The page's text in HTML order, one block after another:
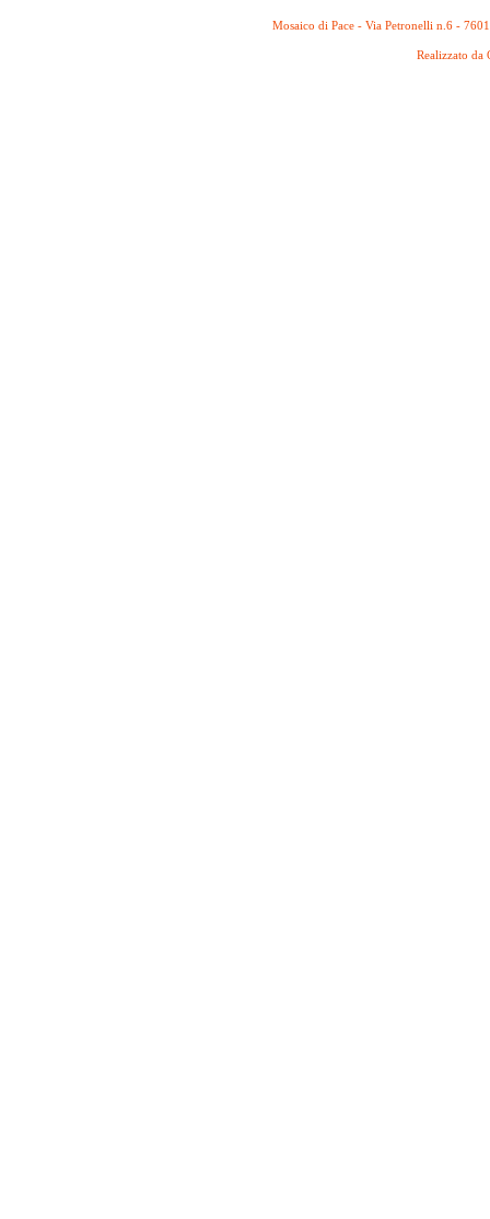
Mosaico di Pace - Via Petronelli n.6 -
Realizzato